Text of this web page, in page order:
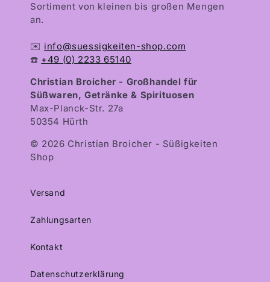
Sortiment von kleinen bis großen Mengen
an.
✉️ info@suessigkeiten-shop.com
☎️ +49 (0) 2233 65140
Christian Broicher - Großhandel für
Süßwaren, Getränke & Spirituosen
Max-Planck-Str. 27a
50354 Hürth
© 2026 Christian Broicher - Süßigkeiten
Shop
Versand
Zahlungsarten
Kontakt
Datenschutzerklärung